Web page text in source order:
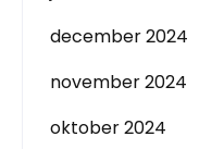
december 2024
november 2024
oktober 2024